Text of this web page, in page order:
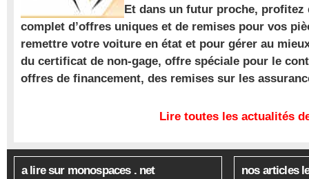
Et dans un futur proche, profitez
complet d’offres uniques et de remises pour vos
remettre votre voiture en état et pour gérer au
du certificat de non-gage, offre spéciale pour le
offres de financement, des remises sur les
Lire toutes les actualités
a lire sur monospaces . net nos articles